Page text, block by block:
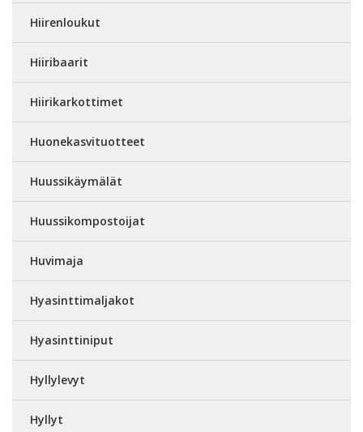
Hiirenloukut
Hiiribaarit
Hiirikarkottimet
Huonekasvituotteet
Huussikäymälät
Huussikompostoijat
Huvimaja
Hyasinttimaljakot
Hyasinttiniput
Hyllylevyt
Hyllyt